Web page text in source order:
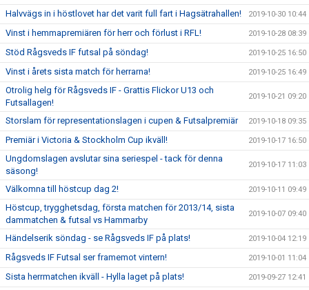
Halvvägs in i höstlovet har det varit full fart i Hagsätrahallen! 2019-10-30 10:44
Vinst i hemmapremiären för herr och förlust i RFL! 2019-10-28 08:39
Stöd Rågsveds IF futsal på söndag! 2019-10-25 16:50
Vinst i årets sista match för herrarna! 2019-10-25 16:49
Otrolig helg för Rågsveds IF - Grattis Flickor U13 och
Futsallagen!
2019-10-21 09:20
Storslam för representationslagen i cupen & Futsalpremiär 2019-10-18 09:35
Premiär i Victoria & Stockholm Cup ikväll! 2019-10-17 16:50
Ungdomslagen avslutar sina seriespel - tack för denna
säsong!
2019-10-17 11:03
Välkomna till höstcup dag 2! 2019-10-11 09:49
Höstcup, trygghetsdag, första matchen för 2013/14, sista
dammatchen & futsal vs Hammarby
2019-10-07 09:40
Händelserik söndag - se Rågsveds IF på plats! 2019-10-04 12:19
Rågsveds IF Futsal ser framemot vintern! 2019-10-01 11:04
Sista herrmatchen ikväll - Hylla laget på plats! 2019-09-27 12:41